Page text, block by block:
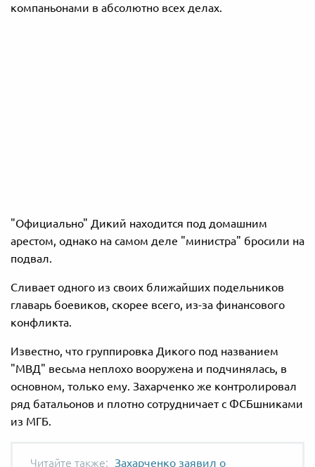
компаньонами в абсолютно всех делах.
"Официально" Дикий находится под домашним
арестом, однако на самом деле "министра" бросили на
подвал.
Сливает одного из своих ближайших подельников
главарь боевиков, скорее всего, из-за финансового
конфликта.
Известно, что группировка Дикого под названием
"МВД" весьма неплохо вооружена и подчинялась, в
основном, только ему. Захарченко же контролировал
ряд батальонов и плотно сотрудничает с ФСБшниками
из МГБ.
Захарченко заявил о